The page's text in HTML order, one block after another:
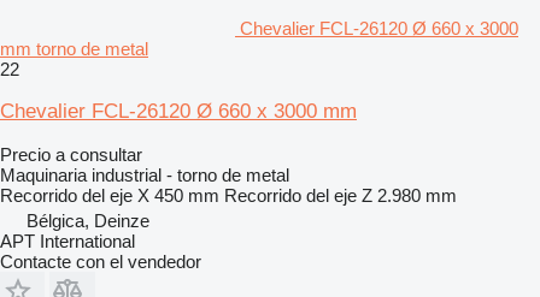
Chevalier FCL-26120 Ø 660 x 3000
mm torno de metal
22
Chevalier FCL-26120 Ø 660 x 3000 mm
Precio a consultar
Maquinaria industrial - torno de metal
Recorrido del eje X 450 mm Recorrido del eje Z 2.980 mm
Bélgica, Deinze
APT International
Contacte con el vendedor